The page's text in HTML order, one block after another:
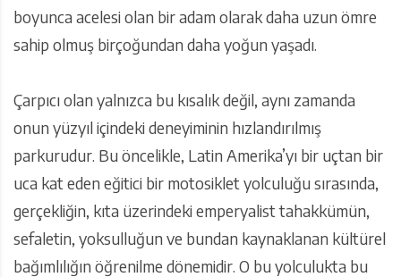
boyunca acelesi olan bir adam olarak daha uzun ömre
sahip olmuş birçoğundan daha yoğun yaşadı.
Çarpıcı olan yalnızca bu kısalık değil, aynı zamanda
onun yüzyıl içindeki deneyiminin hızlandırılmış
parkurudur. Bu öncelikle, Latin Amerika’yı bir uçtan bir
uca kat eden eğitici bir motosiklet yolculuğu sırasında,
gerçekliğin, kıta üzerindeki emperyalist tahakkümün,
sefaletin, yoksulluğun ve bundan kaynaklanan kültürel
bağımlılığın öğrenilme dönemidir. O bu yolculukta bu